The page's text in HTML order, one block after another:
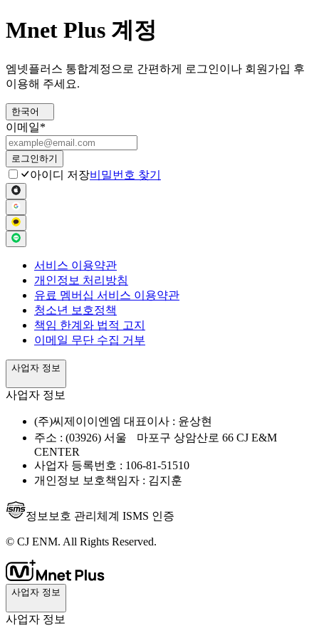
Mnet Plus 계정
엠넷플러스 통합계정으로 간편하게 로그인이나 회원가입 후
이용해 주세요.
한국어
이메일*
로그인하기
아이디 저장비밀번호 찾기
서비스 이용약관
개인정보 처리방침
유료 멤버십 서비스 이용약관
청소년 보호정책
책임 한계와 법적 고지
이메일 무단 수집 거부
사업자 정보
사업자 정보
(주)씨제이이엔엠 대표이사 : 윤상현
주소 : (03926) 서울 마포구 상암산로 66 CJ E&M
CENTER
사업자 등록번호 : 106-81-51510
개인정보 보호책임자 : 김지훈
정보보호 관리체계 ISMS 인증
© CJ ENM. All Rights Reserved.
사업자 정보
사업자 정보